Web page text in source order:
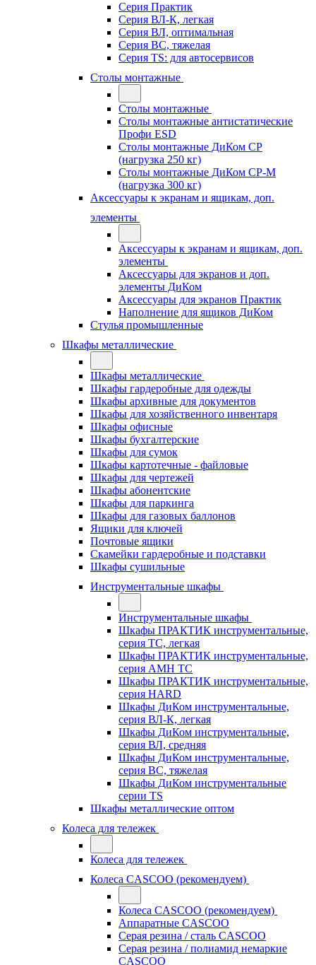
Серия Практик
Серия ВЛ-К, легкая
Серия ВЛ, оптимальная
Серия ВС, тяжелая
Серия TS: для автосервисов
Столы монтажные
Столы монтажные
Столы монтажные антистатические
Профи ESD
Столы монтажные ДиКом СР
(нагрузка 250 кг)
Столы монтажные ДиКом СР-М
(нагрузка 300 кг)
Аксессуары к экранам и ящикам, доп.
элементы
Аксессуары к экранам и ящикам, доп.
элементы
Аксессуары для экранов и доп.
элементы ДиКом
Аксессуары для экранов Практик
Наполнение для ящиков ДиКом
Стулья промышленные
Шкафы металлические
Шкафы металлические
Шкафы гардеробные для одежды
Шкафы архивные для документов
Шкафы для хозяйственного инвентаря
Шкафы офисные
Шкафы бухгалтерские
Шкафы для сумок
Шкафы картотечные - файловые
Шкафы для чертежей
Шкафы абонентские
Шкафы для паркинга
Шкафы для газовых баллонов
Ящики для ключей
Почтовые ящики
Скамейки гардеробные и подставки
Шкафы сушильные
Инструментальные шкафы
Инструментальные шкафы
Шкафы ПРАКТИК инструментальные,
серия ТC, легкая
Шкафы ПРАКТИК инструментальные,
серия AMH TC
Шкафы ПРАКТИК инструментальные,
серия HARD
Шкафы ДиКом инструментальные,
cерия ВЛ-К, легкая
Шкафы ДиКом инструментальные,
серия ВЛ, средняя
Шкафы ДиКом инструментальные,
серия ВС, тяжелая
Шкафы ДиКом инструментальные
серии TS
Шкафы металлические оптом
Колеса для тележек
Колеса для тележек
Колеса CASCOO (рекомендуем)
Колеса CASCOO (рекомендуем)
Аппаратные CASCOO
Серая резина / сталь CASCOO
Серая резина / полиамид немаркие
CASCOO